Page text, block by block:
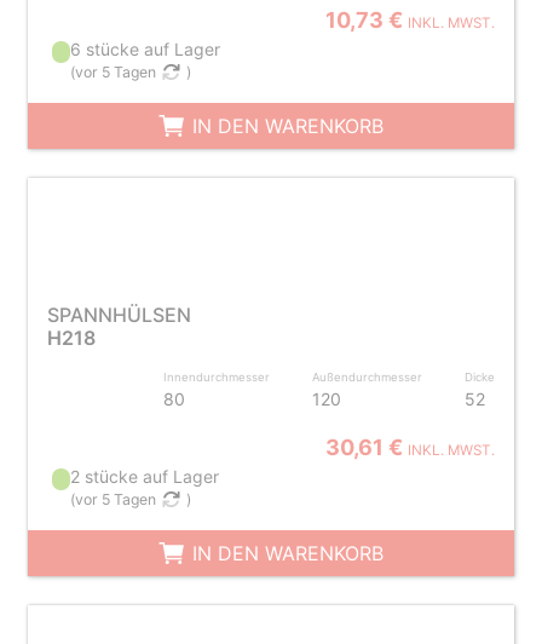
10,73 € INKL. MWST.
6 stücke auf Lager
(vor 5 Tagen )
IN DEN WARENKORB
SPANNHÜLSEN
H218
Innendurchmesser
80
Außendurchmesser
120
Dicke
52
30,61 € INKL. MWST.
2 stücke auf Lager
(vor 5 Tagen )
IN DEN WARENKORB